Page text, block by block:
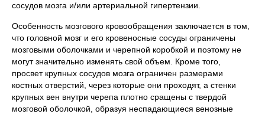
сосудов мозга и/или артериальной гипертензии.
Особенность мозгового кровообращения заключается в том,
что головной мозг и его кровеносные сосуды ограничены
мозговыми оболочками и черепной коробкой и поэтому не
могут значительно изменять свой объем. Кроме того,
просвет крупных сосудов мозга ограничен размерами
костных отверстий, через которые они проходят, а стенки
крупных вен внутри черепа плотно сращены с твердой
мозговой оболочкой, образуя неспадающиеся венозные